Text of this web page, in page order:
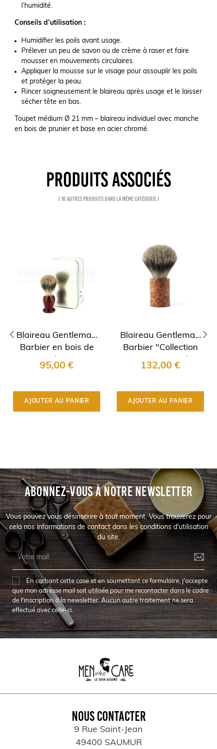
l’humidité.
Conseils d’utilisation :
Humidifier les poils avant usage.
Prélever un peu de savon ou de crème à raser et faire
mousser en mouvements circulaires.
Appliquer la mousse sur le visage pour assouplir les poils
et protéger la peau.
Rincer soigneusement le blaireau après usage et le laisser
sécher tête en bas.
Toupet médium Ø 21 mm – blaireau individuel avec manche
en bois de prunier et base en acier chromé.
PRODUITS ASSOCIÉS
( 16 autres produits dans la même catégorie )
Blaireau Gentleman
Barbier en bois de
Violette
95,00 €
AJOUTER AU PANIER
Blaireau Gentleman
Barbier "Collection
1990" en Bois de..
132,00 €
AJOUTER AU PANIER
ABONNEZ-VOUS À NOTRE NEWSLETTER
Vous pouvez vous désinscrire à tout moment. Vous trouverez pour
cela nos informations de contact dans les conditions d'utilisation
du site.
En cochant cette case et en soumettant ce formulaire, j'accepte
que mon adresse mail soit utilisée pour me recontacter dans le cadre
de l'inscription à la newsletter. Aucun autre traitement ne sera
effectué avec celle-ci.
NOUS CONTACTER
9 Rue Saint-Jean
49400 SAUMUR